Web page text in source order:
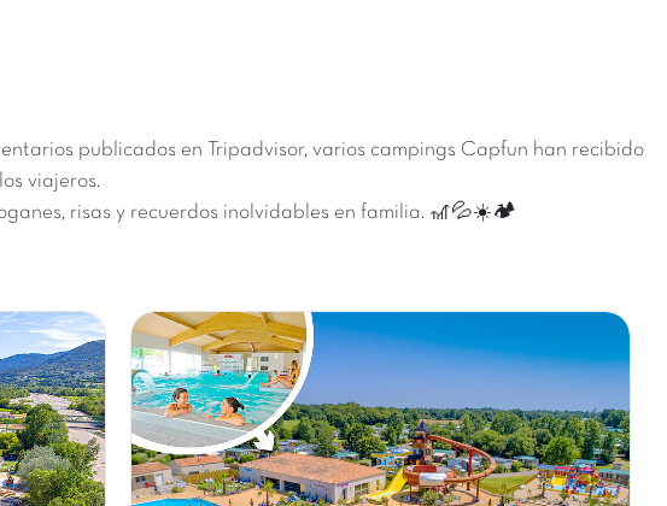
publicados en Tripadvisor, varios campings Capfun han recibido
viajeros.
risas y recuerdos inolvidables en familia. 🎢💦☀️🏕️